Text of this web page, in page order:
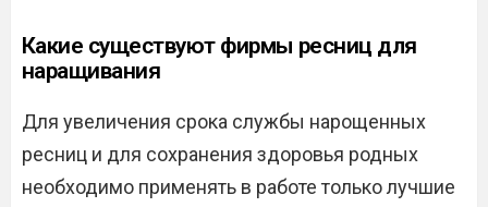
Какие существуют фирмы ресниц для
наращивания
Для увеличения срока службы нарощенных
ресниц и для сохранения здоровья родных
необходимо применять в работе только лучшие